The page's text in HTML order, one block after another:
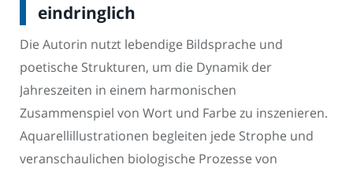
eindringlich
Die Autorin nutzt lebendige Bildsprache und
poetische Strukturen, um die Dynamik der
Jahreszeiten in einem harmonischen
Zusammenspiel von Wort und Farbe zu inszenieren.
Aquarellillustrationen begleiten jede Strophe und
veranschaulichen biologische Prozesse von